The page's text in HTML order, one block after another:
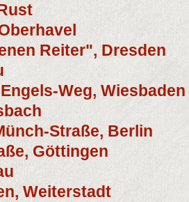
Reiter", Dresden
Weg, Wiesbaden
Straße, Berlin
Göttingen
Weiterstadt